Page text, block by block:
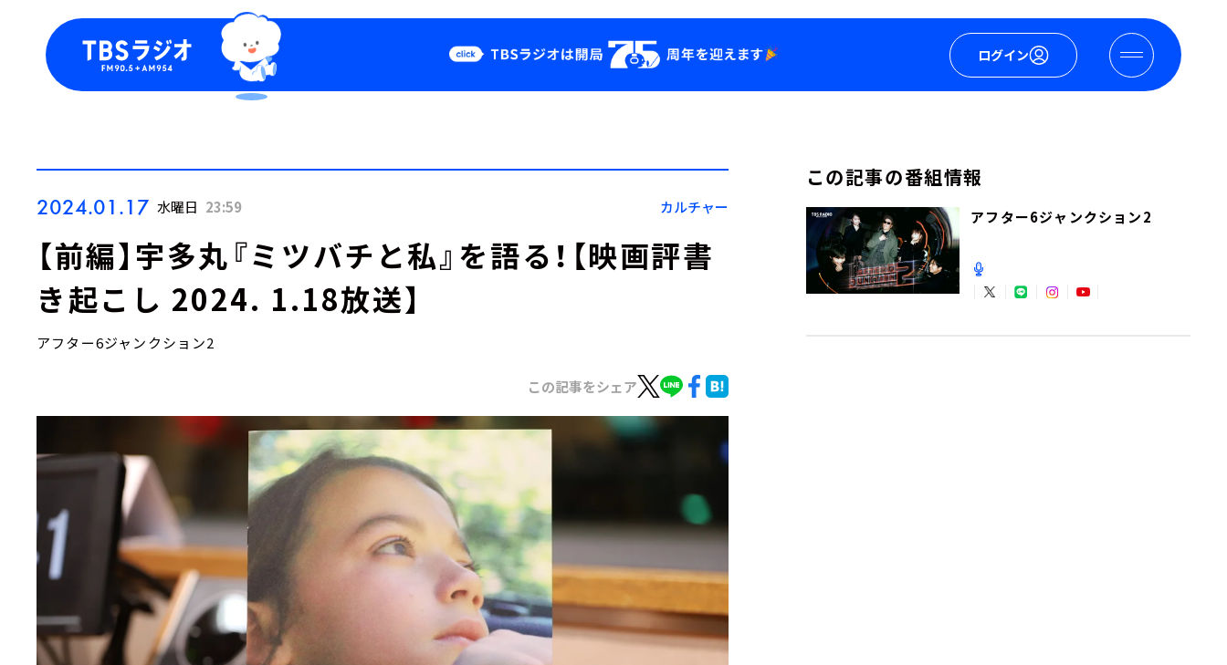
ログイン
Podcast
YouTube
2024.01.17 水曜日 23:59 カルチャー
【前編】宇多丸『ミツバチと私』を語る！【映画評書
き起こし 2024. 1.18放送】
アフター6ジャンクション2
この記事をシェア
この記事の番組情報
アフター6ジャンクション2